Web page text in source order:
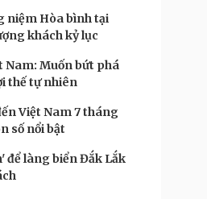
niệm Hòa bình tại
khách kỷ lục
Nam: Muốn bứt phá
thế tự nhiên
Việt Nam 7 tháng
số nổi bật
để làng biển Đắk Lắk